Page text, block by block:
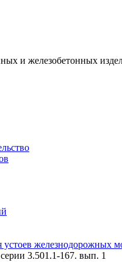
и железобетонных
железнодорожных
3.501.1-167. вып. 1